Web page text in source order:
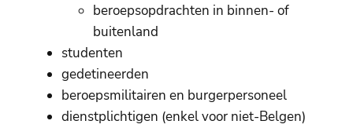
beroepsopdrachten in binnen- of
buitenland
studenten
gedetineerden
beroepsmilitairen en burgerpersoneel
dienstplichtigen (enkel voor niet-Belgen)